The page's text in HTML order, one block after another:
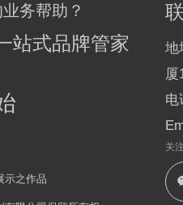
务帮助？
站式品牌管家
示之作品
地
厦
电
关